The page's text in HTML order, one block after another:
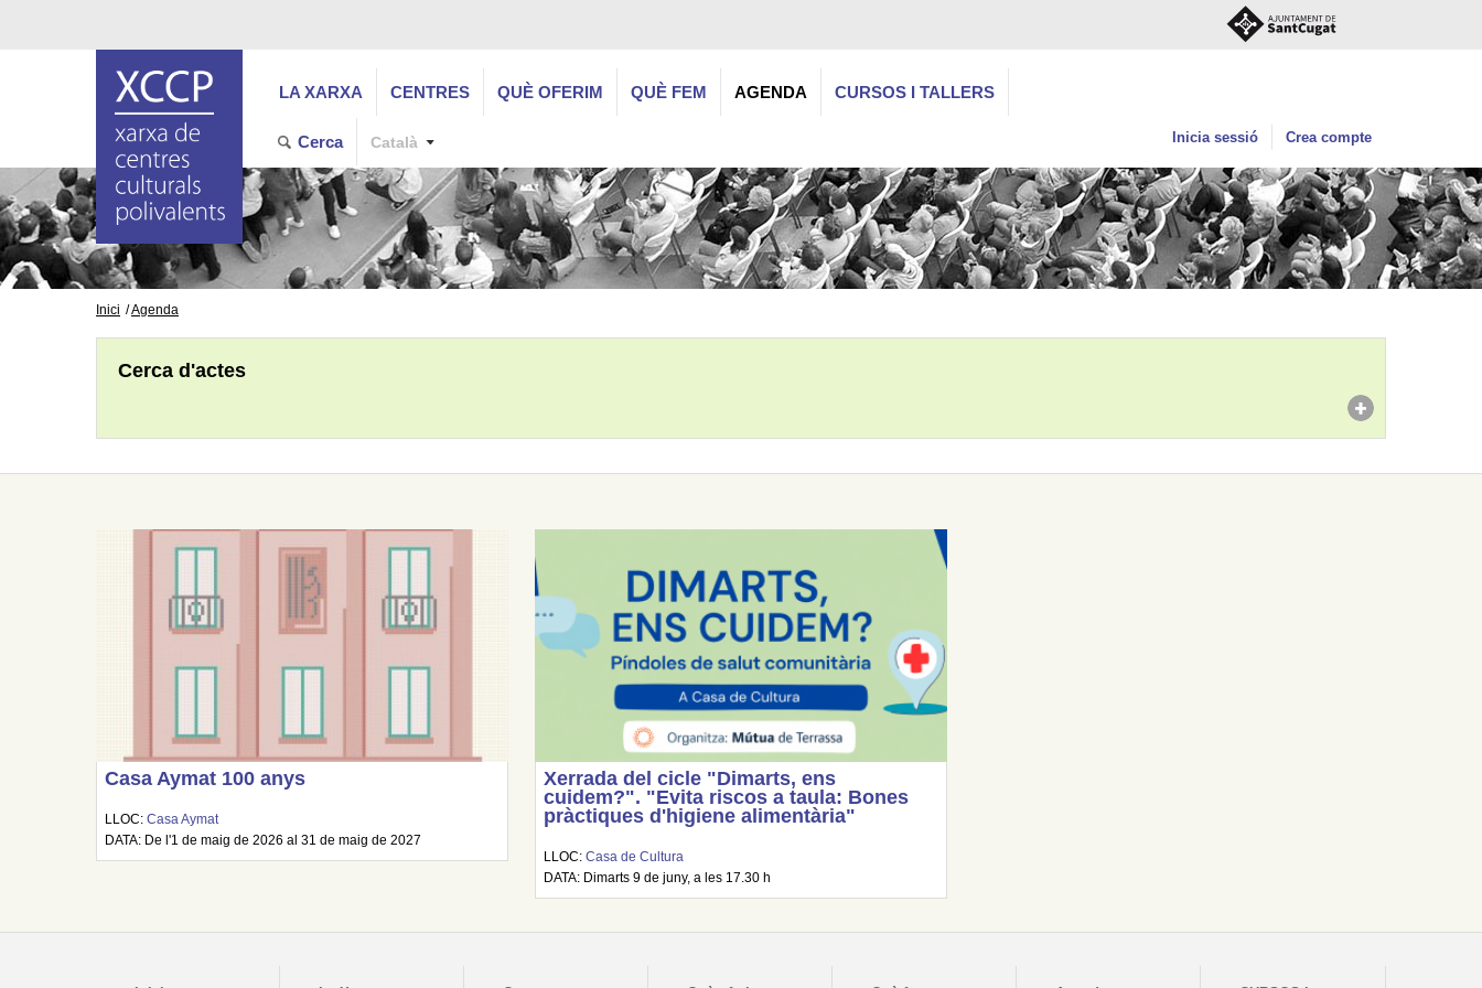
LA XARXA CENTRES QUÈ OFERIM QUÈ FEM AGENDA CURSOS I TALLERS
Cerca Català Inicia sessió Crea compte
Inici Agenda
Cerca d'actes
Casa Aymat 100 anys
LLOC:Casa Aymat
DATA: De l'1 de maig de 2026 al 31 de maig de 2027
Xerrada del cicle "Dimarts, ens
cuidem?". "Evita riscos a taula: Bones
pràctiques d'higiene alimentària"
LLOC:Casa de Cultura
DATA: Dimarts 9 de juny, a les 17.30 h